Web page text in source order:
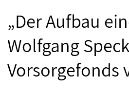
„Der Aufbau
Wolfgang
Vorsorgefonds